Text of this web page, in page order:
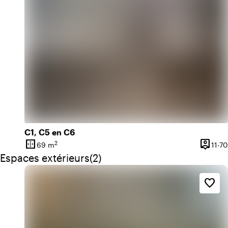
C1, C5 en C6
border_outer
Superficie
69 m2 person_pin11-70
Espaces extérieurs
Quantité de espaces extérieurs : 2
(2)
favorite_border